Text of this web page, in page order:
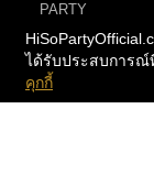
PARTY
PEOPLE
BEAUTY
LIFESTYLE
ได้รับประสบการณ์
คุกกี้